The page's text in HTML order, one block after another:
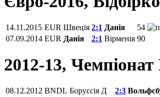
14.11.2015 EUR Швеція 2:1 Данія 54
07.09.2014 EUR Данія 2:1 Вірменія 90
2012-13,
08.12.2012 BNDL Боруссія Д 2:3